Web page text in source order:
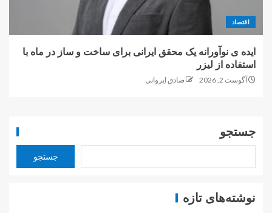
اقتصاد
ایده ی نوآورانه یک محقق ایرانی برای ساخت و ساز در ماه با
استفاده از لیزر
آگوست 2, 2026 صادق ایروانی
جستجو
جستجو
نوشته‌های تازه